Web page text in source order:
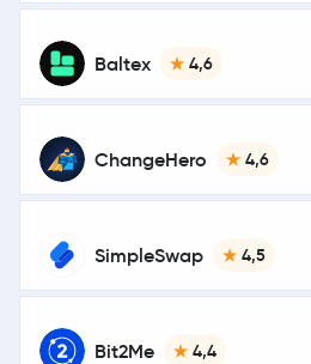
Baltex 4,6
ChangeHero 4,6
SimpleSwap 4,5
Bit2Me 4,4